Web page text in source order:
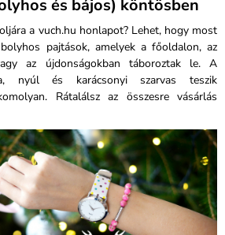
és bájos) köntösben
a vuch.hu honlapot? Lehet, hogy most
pajtások, amelyek a főoldalon, az
az újdonságokban táboroztak le. A
nyúl és karácsonyi szarvas teszik
Rátalálsz az összesre vásárlás